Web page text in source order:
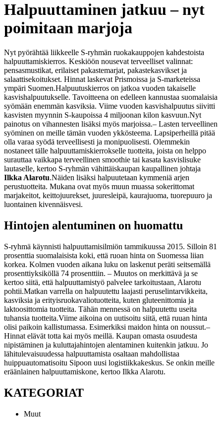
Halpuuttaminen jatkuu – nyt
poimitaan marjoja
Nyt pyörähtää liikkeelle S-ryhmän ruokakauppojen kahdestoista
halpuuttamiskierros. Keskiöön nousevat terveelliset valinnat:
pensasmustikat, erilaiset pakastemarjat, pakastekasvikset ja
salaattisekoitukset. Hinnat laskevat Prismoissa ja S-marketeissa
ympäri Suomen.Halpuutuskierros on jatkoa vuoden takaiselle
kasvishalpuutukselle. Tavoitteena on edelleen kannustaa suomalaisia
syömään enemmän kasviksia. Viime vuoden kasvishalpuutus siivitti
kasvisten myynnin S-kaupoissa 4 miljoonan kilon kasvuun.Nyt
painotus on vihannesten lisäksi myös marjoissa.– Lasten terveellinen
syöminen on meille tämän vuoden ykkösteema. Lapsiperheillä pitää
olla varaa syödä terveellisesti ja monipuolisesti. Olemmekin
nostaneet tälle halpuuttamiskierrokselle tuotteita, joista on helppo
surauttaa vaikkapa terveellinen smoothie tai kasata kasvislisuke
lautaselle, kertoo S-ryhmän vähittäiskaupan kaupallinen johtaja
Ilkka Alarotu.Näiden lisäksi halpuutetaan kymmeniä arjen
perustuotteita. Mukana ovat myös muun muassa sokerittomat
marjakeitot, keittojuurekset, juuresleipä, kaurajuoma, tuorepuuro ja
luontainen kivennäisvesi.
Hintojen alentuminen on huomattu
S-ryhmä käynnisti halpuuttamisilmiön tammikuussa 2015. Silloin 81
prosenttia suomalaisista koki, että ruoan hinta on Suomessa liian
korkea. Kolmen vuoden aikana luku on laskenut peräti seitsemällä
prosenttiyksiköllä 74 prosenttiin. – Muutos on merkittävä ja se
kertoo siitä, että halpuuttamistyö palvelee tarkoitustaan, Alarotu
pohtii.Matkan varrella on halpuutettu laajasti peruselintarvikkeita,
kasviksia ja erityisruokavaliotuotteita, kuten gluteenittomia ja
laktoosittomia tuotteita. Tähän mennessä on halpuutettu useita
tuhansia tuotteita.Viime aikoina on uutisoitu siitä, että ruuan hinta
olisi paikoin kallistumassa. Esimerkiksi maidon hinta on noussut.–
Hinnat elävät totta kai myös meillä. Kaupan omasta osuudesta
nipistäminen ja kuluttajahintojen alentaminen kuitenkin jatkuu. Jo
lähitulevaisuudessa halpuuttamista osaltaan mahdollistaa
huippuautomatisoitu Sipoon uusi logistiikkakeskus. Se onkin meille
eräänlainen halpuuttamiskone, kertoo Ilkka Alarotu.
KATEGORIAT
Muut